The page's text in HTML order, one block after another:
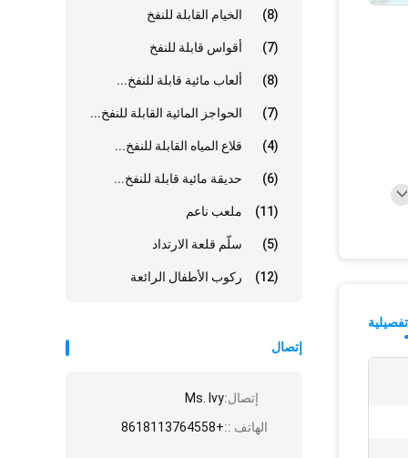
الخيام القابلة للنفخ (8)
أقواس قابلة للنفخ (7)
ألعاب مائية قابلة للنفخ... (8)
الحواجز المائية القابلة للنفخ... (7)
قلاع المياه القابلة للنفخ... (4)
حديقة مائية قابلة للنفخ... (6)
ملعب ناعم (11)
سلّم قلعة الارتداد (5)
ركوب الأطفال الرائعة (12)
إتصال
إتصال:Ms. Ivy
الهاتف ::+8618113764558